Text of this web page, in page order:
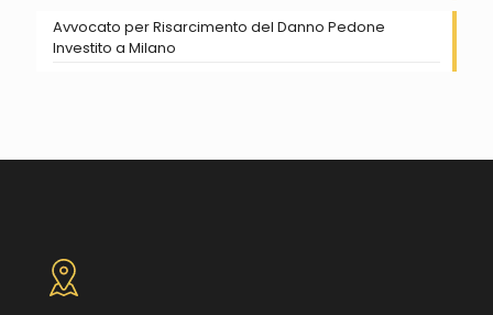
Avvocato per Risarcimento del Danno Pedone
Investito a Milano